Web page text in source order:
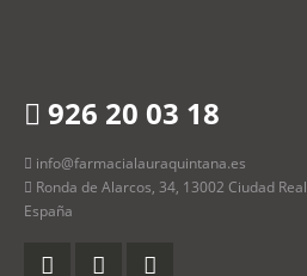
926 20 03 18
info@farmacialauraquintana.es
Ronda de Alarcos, 34, 13002 Ciudad Real
España